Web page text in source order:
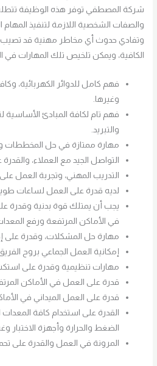
شركة المصطفي توفر هذه الوظيفة
والصفات الشخصية اللازمة لتنفيذ
وتفادي حدوث أي مخاطر مهنية قد تصيب
الكافية، ويمكن تلخيص تلك المهارات في
فهم كامل للدوائر الكهربائية،
وغيرها.
فهم تام لكافة المبادئ الأساسية
والتبريد.
مهارة ممتازة في حل المخططات
التواصل الجيد مع العملاء،
التدريب المهني، وتجربة العمل
لديه قدرة على العمل لساعات
يجب أن يمتلك قوة بدنية وقدرة
في الأماكن المرتفعة ورفع
مهارة حل المشكلات، وقدرة على
إمكانية العمل الجماعي بروح
مهارات تنظيمية وقدرة على
قدرة على العمل في الأماكن
قدرة على العمل الميداني في
القدرة على استخدام كافة
الضغط والحرارة وأجهزة الاختبار
المرونة في العمل والقدرة على